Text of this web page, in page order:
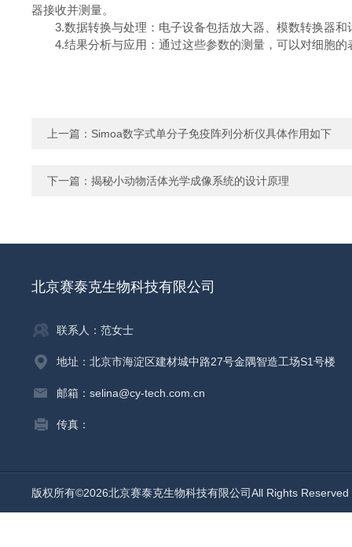
器接收并测量。
3.数据转换与处理：电子设备包括放大器、模数转换器和
4.结果分析与应用：通过这些参数的测量，可以对细胞的
上一篇： Simoa数字式单分子免疫阵列分析仪具体作用如下
下一篇： 揭秘小动物活体光学成像系统的设计原理
北京赛泰克生物科技有限公司
联系人：范女士
地址：北京市海淀区建材城中路27号金隅智造工场S1号楼
邮箱：selina@cy-tech.com.cn
传真：
版权所有©2026北京赛泰克生物科技有限公司All Rights